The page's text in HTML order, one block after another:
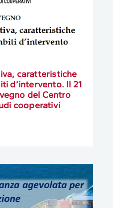
caratteristiche
d’intervento. Il 21
del Centro
cooperativi